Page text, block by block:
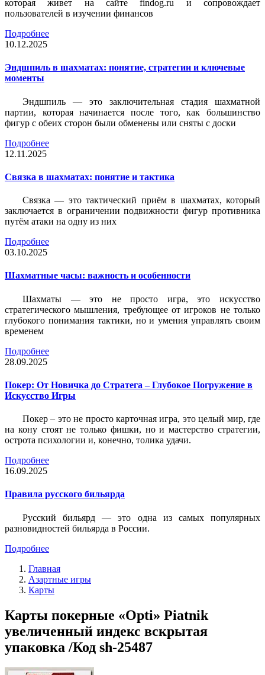
которая живет на сайте findog.ru и сопровождает
пользователей в изучении финансов
Подробнее
10.12.2025
Эндшпиль в шахматах: понятие, стратегии и ключевые
моменты
Эндшпиль — это заключительная стадия шахматной
партии, которая начинается после того, как большинство
фигур с обеих сторон были обменены или сняты с доски
Подробнее
12.11.2025
Связка в шахматах: понятие и тактика
Связка — это тактический приём в шахматах, который
заключается в ограничении подвижности фигур противника
путём атаки на одну из них
Подробнее
03.10.2025
Шахматные часы: важность и особенности
Шахматы — это не просто игра, это искусство
стратегического мышления, требующее от игроков не только
глубокого понимания тактики, но и умения управлять своим
временем
Подробнее
28.09.2025
Покер: От Новичка до Стратега – Глубокое Погружение в
Искусство Игры
Покер – это не просто карточная игра, это целый мир, где
на кону стоят не только фишки, но и мастерство стратегии,
острота психологии и, конечно, толика удачи.
Подробнее
16.09.2025
Правила русского бильярда
Русский бильярд — это одна из самых популярных
разновидностей бильярда в России.
Подробнее
Главная
Азартные игры
Карты
Карты покерные «Opti» Piatnik
увеличенный индекс вскрытая
упаковка /Код sh-25487